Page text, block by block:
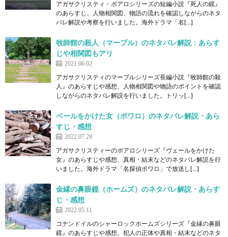
アガサクリスティ・ポアロシリーズの短編小説『死人の鏡』
のあらすじ、人物相関図、物語の流れを確認しながらのネタ
バレ解説や考察を行いました。海外ドラマ「名[…]
牧師館の殺人（マープル）のネタバレ解説：あらす
じや相関図もアリ
2021.06.02
アガサクリスティのマープルシリーズ長編小説『牧師館の殺
人』のあらすじや感想、人物相関図や物語のポイントを確認
しながらのネタバレ解説を行いました。トリッ[…]
ベールをかけた女（ポワロ）のネタバレ解説・あら
すじ・感想
2022.07.29
アガサクリスティーのポアロシリーズ『ヴェールをかけた
女』のあらすじや感想、真相・結末などのネタバレ解説を行
いました。海外ドラマ「名探偵ポワロ」で放送し[…]
金縁の鼻眼鏡（ホームズ）のネタバレ解説・あらす
じ・感想
2022.05.11
コナンドイルのシャーロックホームズシリーズ『金縁の鼻眼
鏡』のあらすじや感想、犯人の正体や真相・結末などのネタ